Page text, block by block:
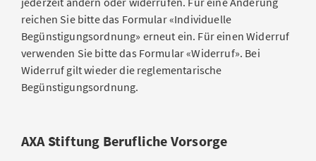
reichen Sie bitte das Formular «Individuelle
Begünstigungsordnung» erneut ein. Für einen Widerruf
verwenden Sie bitte das Formular «Widerruf». Bei
Widerruf gilt wieder die reglementarische
Begünstigungsordnung.
AXA Stiftung Berufliche Vorsorge